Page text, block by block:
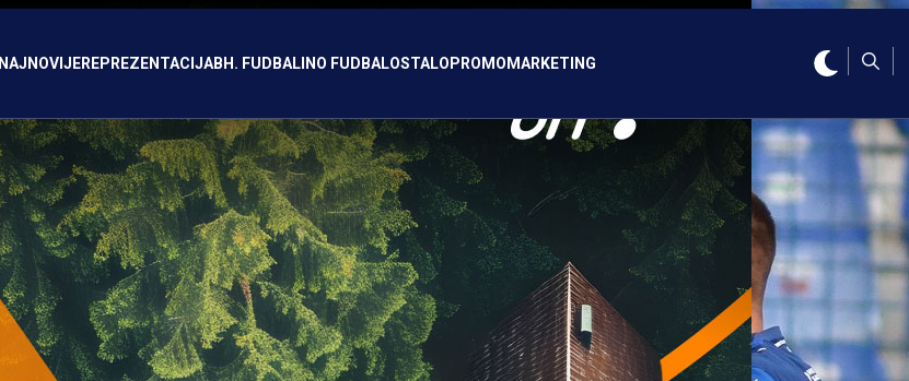
NAJNOVIJEREPREZENTACIJABH. FUDBALINO FUDBALOSTALO PROMO MARKETING